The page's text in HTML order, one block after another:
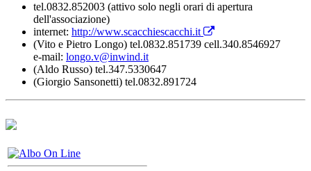
tel.0832.852003 (attivo solo negli orari di apertura
dell'associazione)
internet: http://www.scacchiescacchi.it
(Vito e Pietro Longo) tel.0832.851739 cell.340.8546927
e-mail: longo.v@inwind.it
(Aldo Russo) tel.347.5330647
(Giorgio Sansonetti) tel.0832.891724